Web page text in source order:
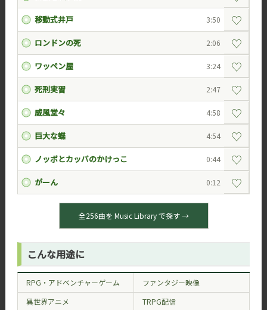
移動式井戸 3:50 ♡
ロンドンの死 2:06 ♡
ワッペン屋 3:24 ♡
死刑実習 2:47 ♡
威風堂々 4:58 ♡
巨大な蝶 4:54 ♡
ノッポとカッパのかけっこ 0:44 ♡
がーん 0:12 ♡
全256曲を Music Library で探す →
こんな用途に
RPG・アドベンチャーゲーム
ファンタジー映像
異世界アニメ
TRPG配信